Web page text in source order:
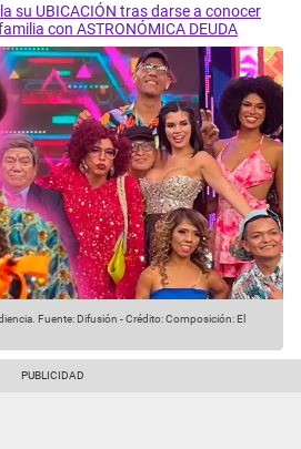
su UBICACIÓN tras darse a conocer
con ASTRONÓMICA DEUDA
Fuente: Difusión -Crédito: Composición: El